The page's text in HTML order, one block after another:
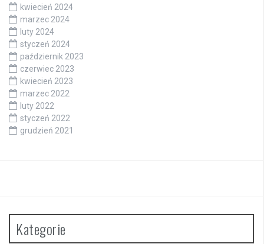
kwiecień 2024
marzec 2024
luty 2024
styczeń 2024
październik 2023
czerwiec 2023
kwiecień 2023
marzec 2022
luty 2022
styczeń 2022
grudzień 2021
Kategorie